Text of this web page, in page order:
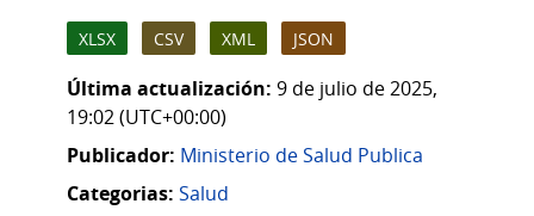
XLSX CSV XML JSON
Última actualización: 9 de julio de 2025,
19:02 (UTC+00:00)
Publicador: Ministerio de Salud Publica
Categorias: Salud